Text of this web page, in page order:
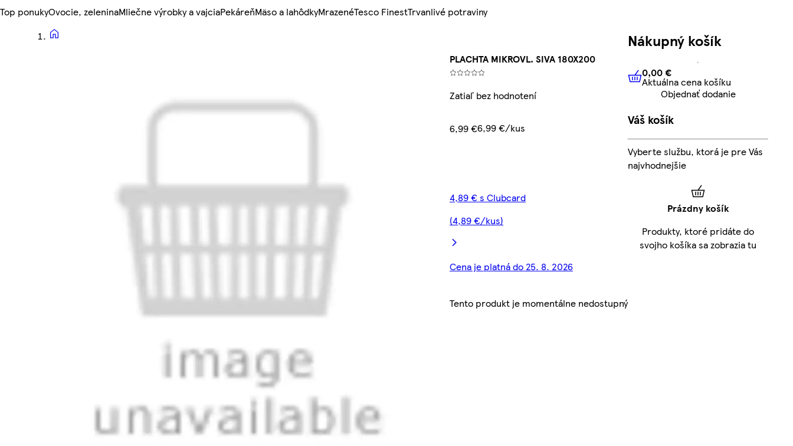
Top ponukyOvocie, zeleninaMliečne výrobky a vajciaPekáreňMäso a lahôdkyMrazenéTesco FinestTrvanlivé potraviny
PLACHTA MIKROVL. SIVA 180X200
Zatiaľ bez hodnotení
6,99 €6,99 €/kus
4,89 € s Clubcard
(4,89 €/kus)
Cena je platná do 25. 8. 2026
Tento produkt je momentálne nedostupný
Nákupný košík
0,00 € Aktuálna cena košíku
0,00 €
Aktuálna cena košíku
Objednať dodanie
Váš košík
Vyberte službu, ktorá je pre Vás
najvhodnejšie
Prázdny košík
Produkty, ktoré pridáte do
svojho košíka sa zobrazia tu